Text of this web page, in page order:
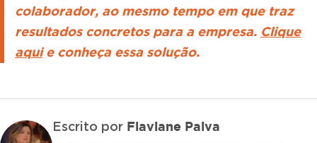
colaborador, ao mesmo tempo em que traz
resultados concretos para a empresa. Clique
aquie conheça essa solução.
Escrito por Flaviane Paiva